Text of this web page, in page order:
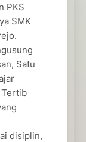
PKS
SMK
Satu
Tertib
disiplin,